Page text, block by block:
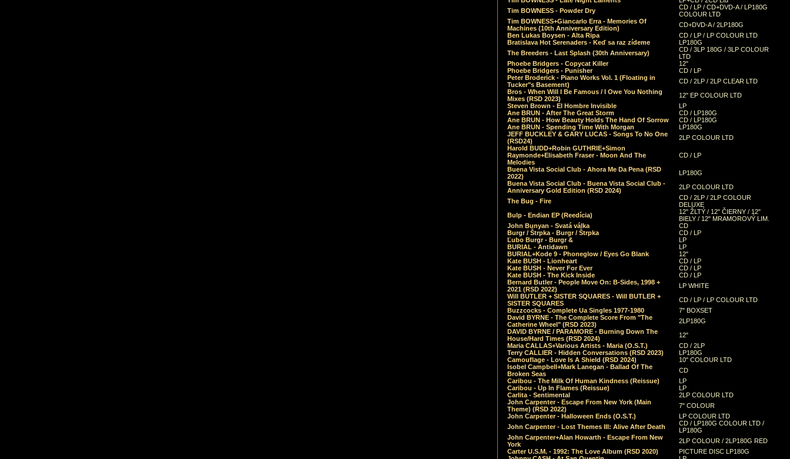
Tim BOWNESS - Powder Dry
CD / LP / CD+DVD-A / LP180G
COLOUR LTD
Tim BOWNESS+Giancarlo Erra - Memories Of
Machines (10th Anniversary Edition)
CD+DVD-A / 2LP180G
Ben Lukas Boysen - Alta Ripa
CD / LP / LP COLOUR LTD
Bratislava Hot Serenaders - Keď sa raz zídeme
LP180G
The Breeders - Last Splash (30th Anniversary)
CD / 3LP 180G / 3LP COLOUR
LTD
Phoebe Bridgers - Copycat Killer
12"
Phoebe Bridgers - Punisher
CD / LP
Peter Broderick - Piano Works Vol. 1 (Floating in
Tucker"s Basement)
CD / 2LP / 2LP CLEAR LTD
Bros - When Will I Be Famous / I Owe You Nothing
Mixes (RSD 2023)
12" EP COLOUR LTD
Steven Brown - El Hombre Invisible
LP
Ane BRUN - After The Great Storm
CD / LP180G
Ane BRUN - How Beauty Holds The Hand Of Sorrow
CD / LP180G
Ane BRUN - Spending Time With Morgan
LP180G
JEFF BUCKLEY & GARY LUCAS - Songs To No One
(RSD24)
2LP COLOUR LTD
Harold BUDD+Robin GUTHRIE+Simon
Raymonde+Elisabeth Fraser - Moon And The
Melodies
CD / LP
Buena Vista Social Club - Ahora Me Da Pena (RSD
2022)
LP180G
Buena Vista Social Club - Buena Vista Social Club -
Anniversary Gold Edition (RSD 2024)
2LP COLOUR LTD
The Bug - Fire
CD / 2LP / 2LP COLOUR
DELUXE
Bulp - Endian EP (Reedícia)
12" ŽLTÝ / 12" ČIERNY / 12"
BIELY / 12" MRAMOROVÝ LIM.
John Bunyan - Svatá válka
CD
Burgr / Štrpka - Burgr / Štrpka
CD / LP
Ľubo Burgr - Burgr &
LP
BURIAL - Antidawn
LP
BURIAL+Kode 9 - Phoneglow / Eyes Go Blank
12"
Kate BUSH - Lionheart
CD / LP
Kate BUSH - Never For Ever
CD / LP
Kate BUSH - The Kick Inside
CD / LP
Bernard Butler - People Move On: B-Sides, 1998 +
2021 (RSD 2022)
LP WHITE
Will BUTLER + SISTER SQUARES - Will BUTLER +
SISTER SQUARES
CD / LP / LP COLOUR LTD
Buzzcocks - Complete Ua Singles 1977-1980
7" BOXSET
David BYRNE - The Complete Score From "The
Catherine Wheel" (RSD 2023)
2LP180G
DAVID BYRNE / PARAMORE - Burning Down The
House/Hard Times (RSD 2024)
12"
Maria CALLAS+Various Artists - Maria (O.S.T.)
CD / 2LP
Terry CALLIER - Hidden Conversations (RSD 2023)
LP180G
Camouflage - Love Is A Shield (RSD 2024)
10" COLOUR LTD
Isobel Campbell+Mark Lanegan - Ballad Of The
Broken Seas
CD
Caribou - The Milk Of Human Kindness (Reissue)
LP
Caribou - Up In Flames (Reissue)
LP
Carlita - Sentimental
2LP COLOUR LTD
John Carpenter - Escape From New York (Main
Theme) (RSD 2022)
7" COLOUR
John Carpenter - Halloween Ends (O.S.T.)
LP COLOUR LTD
John Carpenter - Lost Themes III: Alive After Death
CD / LP180G COLOUR LTD /
LP180G
John Carpenter+Alan Howarth - Escape From New
York
2LP COLOUR / 2LP180G RED
Carter U.S.M. - 1992: The Love Album (RSD 2020)
PICTURE DISC LP180G